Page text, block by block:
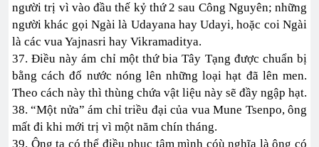
người trị vì vào đầu thế kỷ thứ 2 sau Công Nguyên; những
người khác gọi Ngài là Udayana hay Udayi, hoặc coi Ngài
là các vua Yajnasri hay Vikramaditya.
37. Điều này ám chỉ một thứ bia Tây Tạng được chuẩn bị
bằng cách đổ nước nóng lên những loại hạt đã lên men.
Theo cách này thì thùng chứa vật liệu này sẽ đầy ngập hạt.
38. “Một nửa” ám chỉ triều đại của vua Mune Tsenpo, ông
mất đi khi mới trị vì một năm chín tháng.
39. Ông ta có thể điều phục tâm mình cóù nghĩa là ông có